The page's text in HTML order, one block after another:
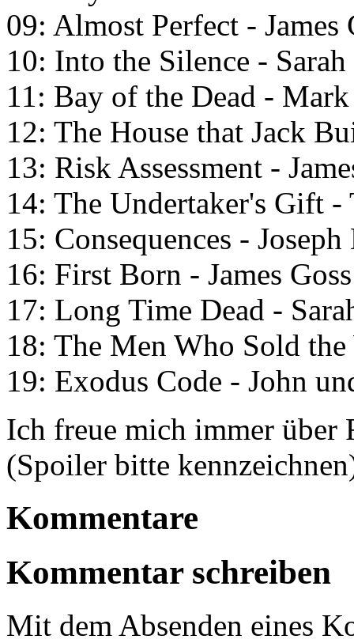
09: Almost Perfect - James
10: Into the Silence -
11: Bay of the Dead -
12: The House that Jack
13: Risk Assessment -
14: The Undertaker's Gift -
15: Consequences -
16: First Born - James Goss
17: Long Time Dead -
18: The Men Who Sold
19: Exodus Code - John
Ich freue mich immer über
(Spoiler bitte
Kommentare
Kommentar schreiben
Mit dem Absenden eines